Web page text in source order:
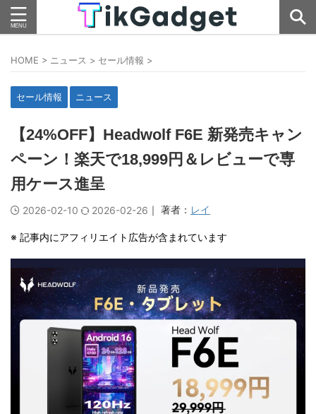
HOME > ニュース > セール情報 >
セール情報 ニュース
【24%OFF】Headwolf F6E 新発売キャン
ペーン！楽天で18,999円＆レビューで専
用ケース進呈
2026-02-10 2026-02-26 ｜ 著者： レイ
※ 記事内にアフィリエイト広告が含まれています